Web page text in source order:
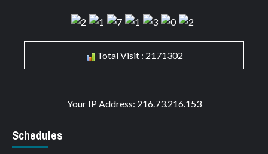
Total Visit : 2171302
Your IP Address: 216.73.216.153
Schedules